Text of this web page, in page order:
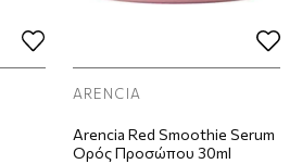
ARENCIA
Arencia Red Smoothie Serum
Ορός Προσώπου 30ml